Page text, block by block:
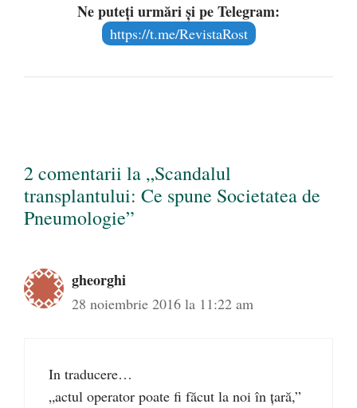
Ne puteți urmări și pe Telegram:
https://t.me/RevistaRost
2 comentarii la „Scandalul
transplantului: Ce spune Societatea de
Pneumologie”
gheorghi
28 noiembrie 2016 la 11:22 am
In traducere…
„actul operator poate fi făcut la noi în țară,”